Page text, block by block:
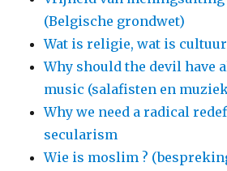
(Belgische grondwet)
Wat is religie, wat is cultuur
Why should the devil have
music (salafisten en
Why we need a radical
secularism
Wie is moslim ?